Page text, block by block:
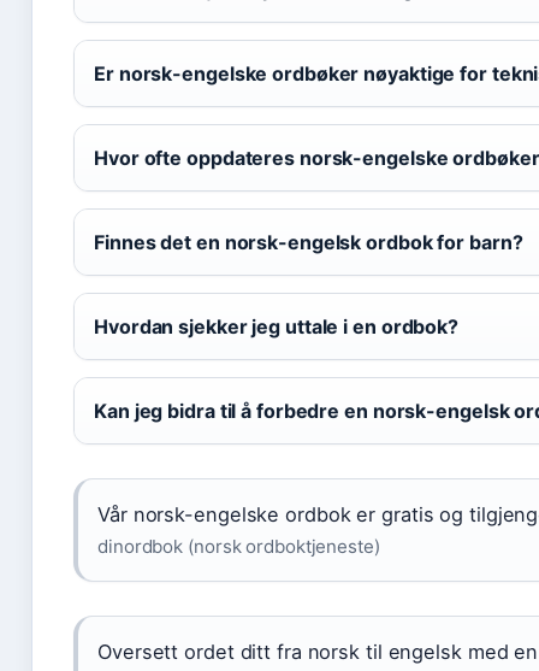
Er norsk-engelske ordbøker nøyaktige for
Hvor ofte oppdateres norsk-engelske
Finnes det en norsk-engelsk ordbok for barn?
Hvordan sjekker jeg uttale i en ordbok?
Kan jeg bidra til å forbedre en norsk-engelsk
Vår norsk-engelske ordbok er gratis og
dinordbok (norsk ordboktjeneste)
Oversett ordet ditt fra norsk til engelsk med